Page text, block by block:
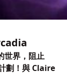
世界，阻止
劃！與 Claire